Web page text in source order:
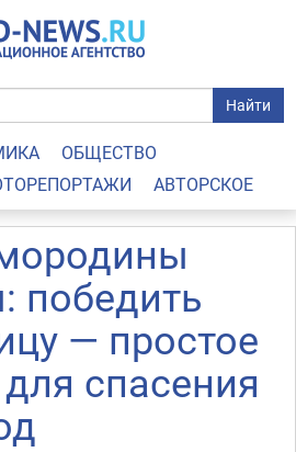
Найти
ОБЩЕСТВО
АВТОРСКОЕ
победить
— простое
спасения